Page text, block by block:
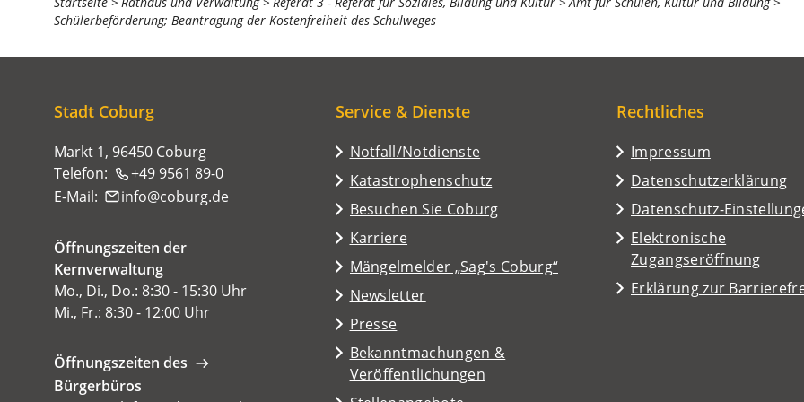
Sie
befinden
sich
Schülerbeförderung; Beantragung der Kostenfreiheit des Schulweges
Stadt Coburg
Markt 1, 96450 Coburg
Telefon:
+49 9561 89-0
E-Mail:
info coburg de
Öffnungszeiten der
Kernverwaltung
Mo., Di., Do.: 8:30 - 15:30 Uhr
Mi., Fr.: 8:30 - 12:00 Uhr
Öffnungszeiten des
Bürgerbüros
Service & Dienste
Notfall/Notdienste
Katastrophenschutz
Besuchen Sie Coburg
(Öffnet
in
neuen
Tab)
Karriere
Mängelmelder „Sag's Coburg“
(Öffnet
in
neuen
Tab)
Newsletter
Presse
Bekanntmachungen &
Veröffentlichungen
Rechtliches
Impressum
Datenschutzerklärung
Datenschutz-
Elektronische
Zugangseröffnung
Erklärung zur